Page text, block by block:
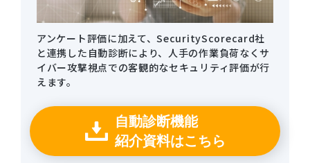
アンケート評価に加えて、SecurityScorecard社
と連携した自動診断により、人手の作業負荷なくサ
イバー攻撃視点での客観的なセキュリティ評価が行
えます。
自動診断機能
紹介資料はこちら